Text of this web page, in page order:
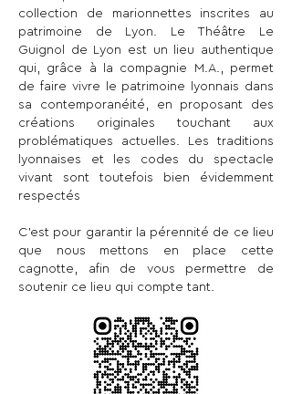
collection de marionnettes inscrites au
patrimoine de Lyon. Le Théâtre Le
Guignol de Lyon est un lieu authentique
qui, grâce à la compagnie M.A., permet
de faire vivre le patrimoine lyonnais dans
sa contemporanéité, en proposant des
créations originales touchant aux
problématiques actuelles. Les traditions
lyonnaises et les codes du spectacle
vivant sont toutefois bien évidemment
respectés
C'est pour garantir la pérennité de ce lieu
que nous mettons en place cette
cagnotte, afin de vous permettre de
soutenir ce lieu qui compte tant.